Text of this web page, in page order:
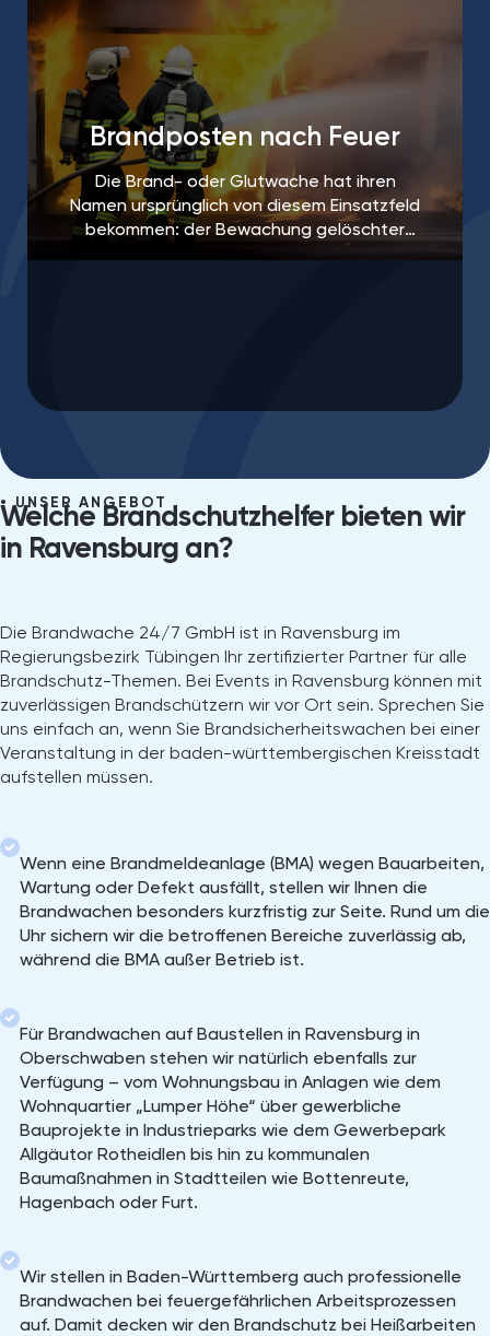
Brandposten nach Feuer
Die Brand- oder Glutwache hat ihren
Namen ursprünglich von diesem Einsatzfeld
bekommen: der Bewachung gelöschter
UNSER ANGEBOT
Welche Brandschutzhelfer bieten wir
in Ravensburg⁠ an?
Die Brandwache 24/7 GmbH ist in Ravensburg im
Regierungsbezirk Tübingen Ihr zertifizierter Partner für alle
Brandschutz-Themen. Bei Events in Ravensburg können mit
zuverlässigen Brandschützern wir vor Ort sein. Sprechen Sie
uns einfach an, wenn Sie Brandsicherheitswachen bei einer
Veranstaltung in der baden-württembergischen Kreisstadt
aufstellen müssen.
Wenn eine Brandmeldeanlage (BMA) wegen Bauarbeiten,
Wartung oder Defekt ausfällt, stellen wir Ihnen die
Brandwachen besonders kurzfristig zur Seite. Rund um die
Uhr sichern wir die betroffenen Bereiche zuverlässig ab,
während die BMA außer Betrieb ist.
Für Brandwachen auf Baustellen in Ravensburg in
Oberschwaben stehen wir natürlich ebenfalls zur
Verfügung – vom Wohnungsbau in Anlagen wie dem
Wohnquartier „Lumper Höhe“ über gewerbliche
Bauprojekte in Industrieparks wie dem Gewerbepark
Allgäutor Rotheidlen bis hin zu kommunalen
Baumaßnahmen in Stadtteilen wie Bottenreute,
Hagenbach oder Furt.
Wir stellen in Baden-Württemberg auch professionelle
Brandwachen bei feuergefährlichen Arbeitsprozessen
auf. Damit decken wir den Brandschutz bei Heißarbeiten